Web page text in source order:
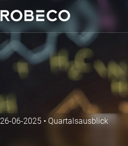
26-06-2025 • Quartalsausblick